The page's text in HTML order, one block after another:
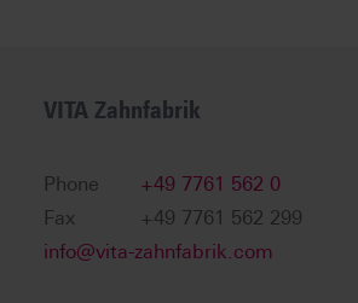
VITA Zahnfabrik
Phone
+49 7761 562 0
Fax
+49 7761 562 299
info@vita-zahnfabrik.com